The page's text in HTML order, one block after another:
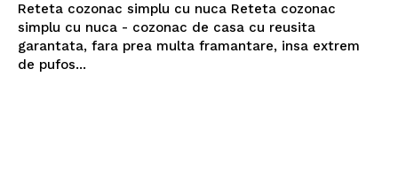
Reteta cozonac simplu cu nuca Reteta cozonac
simplu cu nuca - cozonac de casa cu reusita
garantata, fara prea multa framantare, insa extrem
de pufos...